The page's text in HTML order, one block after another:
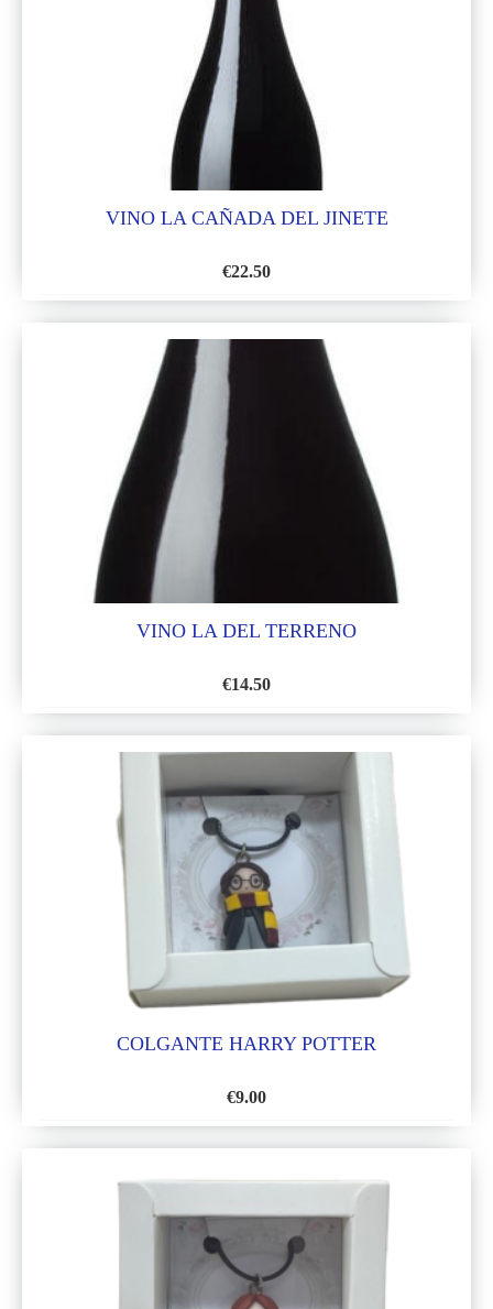
VINO LA CAÑADA DEL JINETE
€22.50
A
LA
LISTA
DESEOS
VINO LA DEL TERRENO
€14.50
A
LISTA
COLGANTE HARRY POTTER
€9.00
A
LA
LISTA
DE
DESEOS